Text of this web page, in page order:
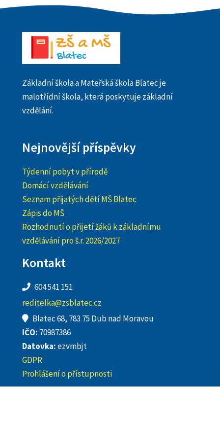
Základní škola a Mateřská škola Blatec je
malotřídní škola, která poskytuje základní
vzdělání.
Nejnovější příspěvky
Týdenní pobyt v přírodě
Domácí vzdělávání
Seznam přijatých dětí MŠ Blatec
Zápis do MŠ
Rozhodnutí o přijetí žáků k základnímu
vzdělávání pro š.r. 2026/2027
Kontakt
604 541 151
reditelka@zsblatec.cz
Blatec 68, 783 75 Dub nad Moravou
IČO: 70987386
Datovka:ezvmbjt
GDPR
Prohlášení o přístupnosti